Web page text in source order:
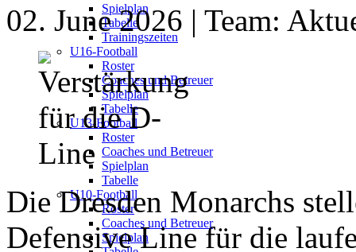
Spielplan
Tabelle
Trainingszeiten
U16-Football
Roster
Coaches und Betreuer
Spielplan
Tabelle
U13-Football
Roster
Coaches und Betreuer
Spielplan
Tabelle
U10-Football
Roster
Coaches und Betreuer
Spielplan
02. June 2026 | Team:
Die Dresden Monarchs
Defensive Line für die